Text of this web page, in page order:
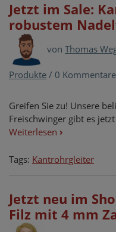
Jetzt im Sale:
robustem
von Thomas
Produkte / 0 Kommentare
Greifen Sie zu! Unsere
Freischwinger gibt es
Weiterlesen ›
Tags: Kantrohrgleiter
Jetzt neu im
Filz mit 4 mm